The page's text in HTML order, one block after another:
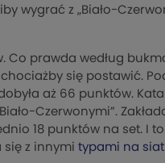
wygrać z „Biało-
Co prawda według
się postawić.
aż 66 punktów.
Czerwonymi”.
18 punktów na set. I
z innymi typami na